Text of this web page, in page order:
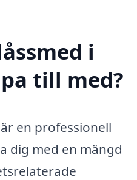
i
till med?
en professionell
dig med en mängd